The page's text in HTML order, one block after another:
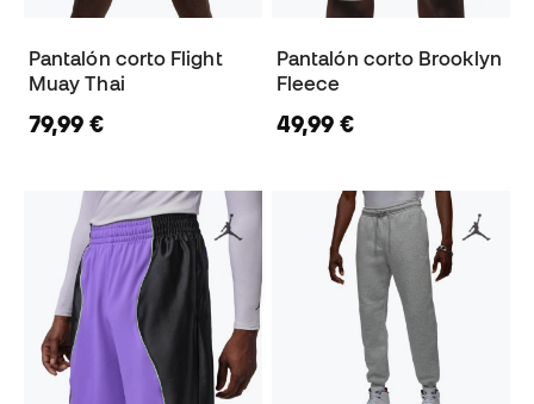
Pantalón corto Flight
Muay Thai
79,99 €
Pantalón corto Brooklyn
Fleece
49,99 €